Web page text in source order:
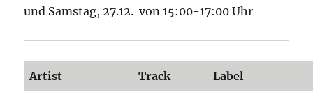
und Samstag, 27.12. von 15:00-17:00 Uhr
Artist Track Label